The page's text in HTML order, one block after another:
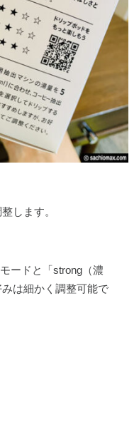
します。
ードと「strong（濃
は細かく調整可能で